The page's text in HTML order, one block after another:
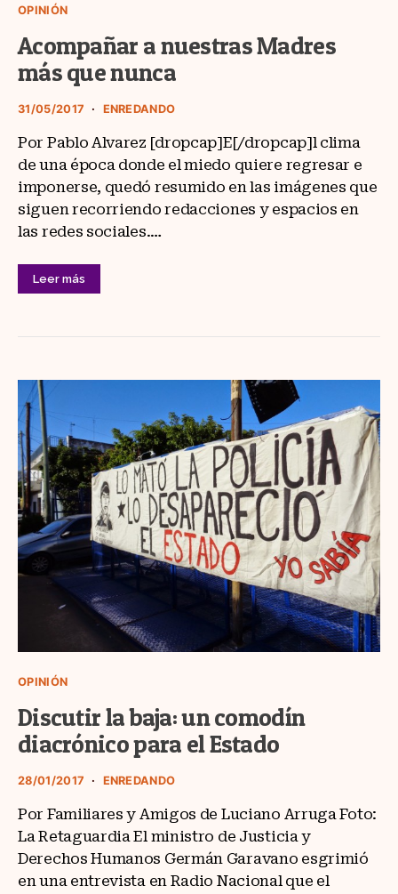
OPINIÓN
Acompañar a nuestras Madres
más que nunca
31/05/2017 ENREDANDO
Por Pablo Alvarez [dropcap]E[/dropcap]l clima
de una época donde el miedo quiere regresar e
imponerse, quedó resumido en las imágenes que
siguen recorriendo redacciones y espacios en
las redes sociales.…
Leer más
OPINIÓN
Discutir la baja: un comodín
diacrónico para el Estado
28/01/2017 ENREDANDO
Por Familiares y Amigos de Luciano Arruga Foto:
La Retaguardia El ministro de Justicia y
Derechos Humanos Germán Garavano esgrimió
en una entrevista en Radio Nacional que el